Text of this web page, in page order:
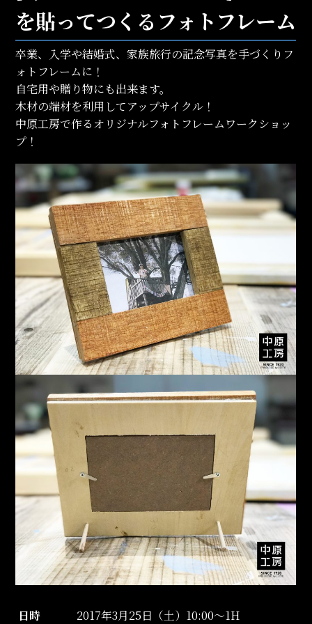
を貼ってつくるフォトフレーム
卒業、入学や結婚式、家族旅行の記念写真を手づくりフ
ォトフレームに！
自宅用や贈り物にも出来ます。
木材の端材を利用してアップサイクル！
中原工房で作るオリジナルフォトフレームワークショッ
プ！
日時 2017年3月25日（土）10:00～1H